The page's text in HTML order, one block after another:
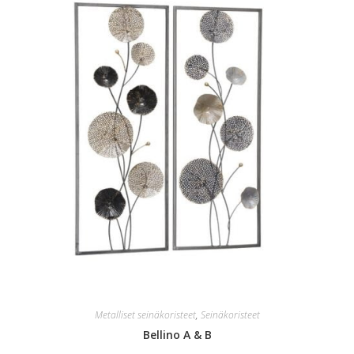
Metalliset seinäkoristeet, Seinäkoristeet
Bellino A & B